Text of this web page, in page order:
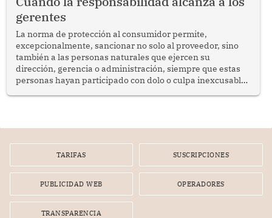
gerentes
La norma de protección al consumidor permite,
excepcionalmente, sancionar no solo al proveedor, sino
también a las personas naturales que ejercen su
dirección, gerencia o administración, siempre que estas
personas hayan participado con dolo o culpa inexcusable
por la frustrada realización de un meet and greet con
TARIFAS SUSCRIPCIONES
PUBLICIDAD WEB OPERADORES
TRANSPARENCIA